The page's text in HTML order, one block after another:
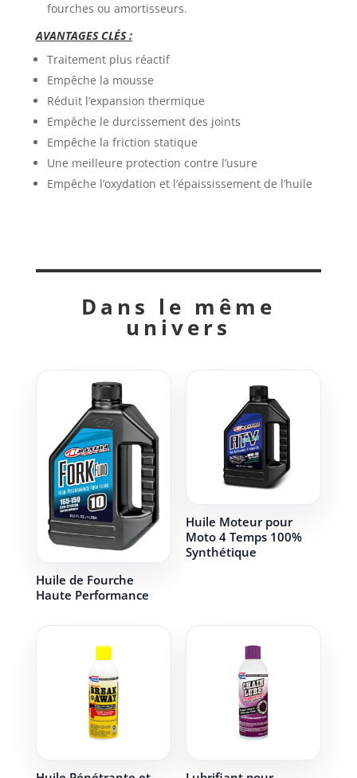
fourches ou amortisseurs.
AVANTAGES CLÉS :
Traitement plus réactif
Empêche la mousse
Réduit l’expansion thermique
Empêche le durcissement des joints
Empêche la friction statique
Une meilleure protection contre l’usure
Empêche l’oxydation et l’épaississement de l’huile
Dans le même
univers
Huile de Fourche
Haute Performance
Huile Moteur pour
Moto 4 Temps 100%
Synthétique